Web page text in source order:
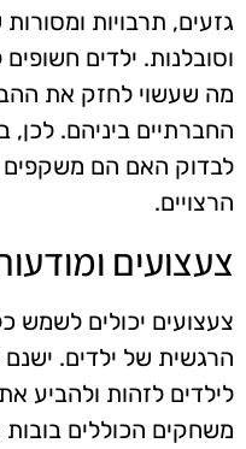
גזעים, תרבויות
וסובלנות. ילדים
מה שעשוי לחזק את
החברתיים ביניהם.
לבדוק האם הם משקפים
הרצויים.
צעצועים
צעצועים יכולים לשמש
הרגשית של ילדים. ישנם
לילדים לזהות ולהביע
משחקים הכוללים בובות